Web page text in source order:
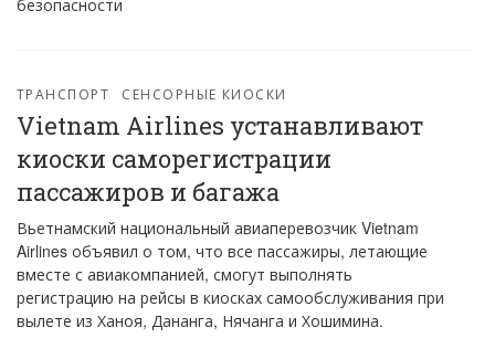
безопасности
ТРАНСПОРТ СЕНСОРНЫЕ КИОСКИ
Vietnam Airlines устанавливают
киоски саморегистрации
пассажиров и багажа
Вьетнамский национальный авиаперевозчик Vietnam
Airlines объявил о том, что все пассажиры, летающие
вместе с авиакомпанией, смогут выполнять
регистрацию на рейсы в киосках самообслуживания при
вылете из Ханоя, Дананга, Нячанга и Хошимина.